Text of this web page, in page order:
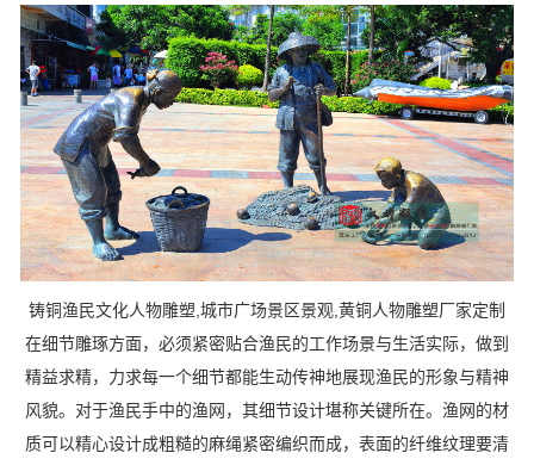
铸铜渔民文化人物雕塑,城市广场景区景观,黄铜人物雕塑厂家定制
在细节雕琢方面，必须紧密贴合渔民的工作场景与生活实际，做到
精益求精，力求每一个细节都能生动传神地展现渔民的形象与精神
风貌。对于渔民手中的渔网，其细节设计堪称关键所在。渔网的材
质可以精心设计成粗糙的麻绳紧密编织而成，表面的纤维纹理要清